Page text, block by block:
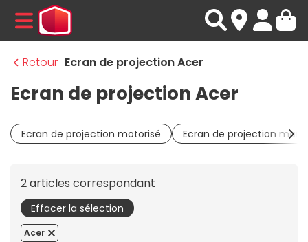
MENU
Retour Ecran de projection Acer
Ecran de projection Acer
Ecran de projection motorisé Ecran de projection
2 articles correspondant
Effacer la sélection
Acer